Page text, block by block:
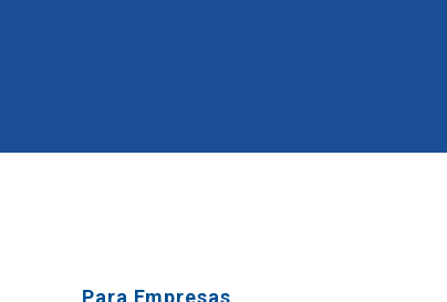
Para Empresas